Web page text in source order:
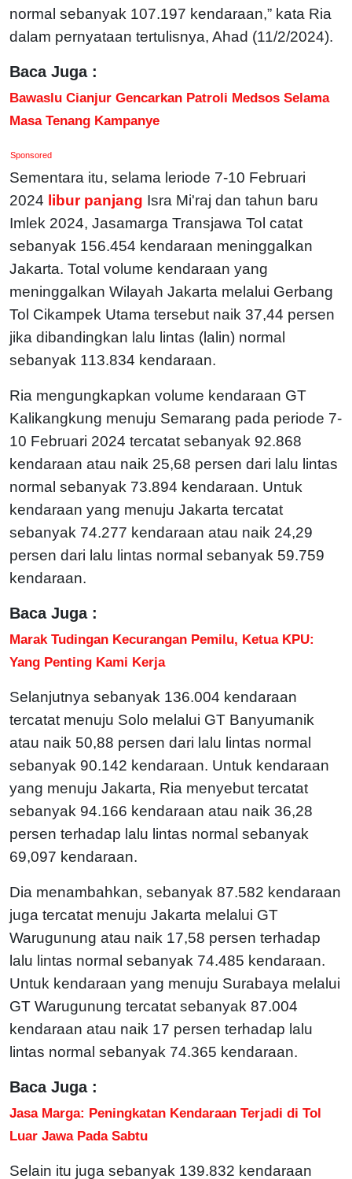
normal sebanyak 107.197 kendaraan,” kata Ria
dalam pernyataan tertulisnya, Ahad (11/2/2024).
Baca Juga :
Bawaslu Cianjur Gencarkan Patroli Medsos Selama
Masa Tenang Kampanye
Sponsored
Sementara itu, selama leriode 7-10 Februari
2024 libur panjang Isra Mi'raj dan tahun baru
Imlek 2024, Jasamarga Transjawa Tol catat
sebanyak 156.454 kendaraan meninggalkan
Jakarta. Total volume kendaraan yang
meninggalkan Wilayah Jakarta melalui Gerbang
Tol Cikampek Utama tersebut naik 37,44 persen
jika dibandingkan lalu lintas (lalin) normal
sebanyak 113.834 kendaraan.
Ria mengungkapkan volume kendaraan GT
Kalikangkung menuju Semarang pada periode 7-
10 Februari 2024 tercatat sebanyak 92.868
kendaraan atau naik 25,68 persen dari lalu lintas
normal sebanyak 73.894 kendaraan. Untuk
kendaraan yang menuju Jakarta tercatat
sebanyak 74.277 kendaraan atau naik 24,29
persen dari lalu lintas normal sebanyak 59.759
kendaraan.
Baca Juga :
Marak Tudingan Kecurangan Pemilu, Ketua KPU:
Yang Penting Kami Kerja
Selanjutnya sebanyak 136.004 kendaraan
tercatat menuju Solo melalui GT Banyumanik
atau naik 50,88 persen dari lalu lintas normal
sebanyak 90.142 kendaraan. Untuk kendaraan
yang menuju Jakarta, Ria menyebut tercatat
sebanyak 94.166 kendaraan atau naik 36,28
persen terhadap lalu lintas normal sebanyak
69,097 kendaraan.
Dia menambahkan, sebanyak 87.582 kendaraan
juga tercatat menuju Jakarta melalui GT
Warugunung atau naik 17,58 persen terhadap
lalu lintas normal sebanyak 74.485 kendaraan.
Untuk kendaraan yang menuju Surabaya melalui
GT Warugunung tercatat sebanyak 87.004
kendaraan atau naik 17 persen terhadap lalu
lintas normal sebanyak 74.365 kendaraan.
Baca Juga :
Jasa Marga: Peningkatan Kendaraan Terjadi di Tol
Luar Jawa Pada Sabtu
Selain itu juga sebanyak 139.832 kendaraan